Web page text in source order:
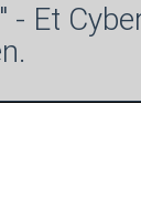
- Et